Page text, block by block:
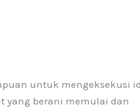
untuk mengeksekusi
yang berani memulai dan